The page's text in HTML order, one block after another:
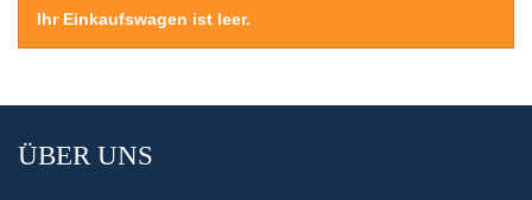
Ihr Einkaufswagen ist leer.
ÜBER UNS